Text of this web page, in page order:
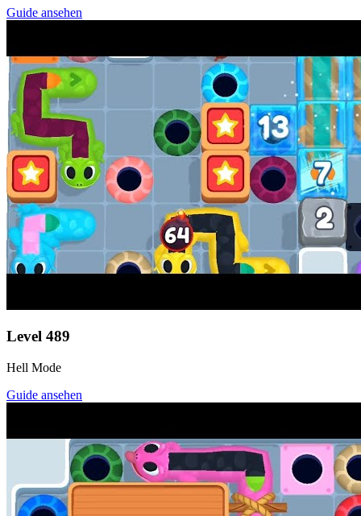
Guide ansehen
Level 489
Hell Mode
Guide ansehen